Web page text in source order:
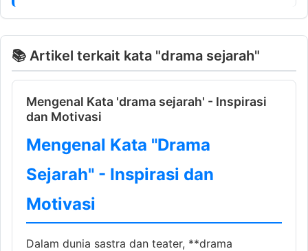
📚 Artikel terkait kata "drama sejarah"
Mengenal Kata 'drama sejarah' - Inspirasi
dan Motivasi
Mengenal Kata "Drama
Sejarah" - Inspirasi dan
Motivasi
Dalam dunia sastra dan teater, **drama